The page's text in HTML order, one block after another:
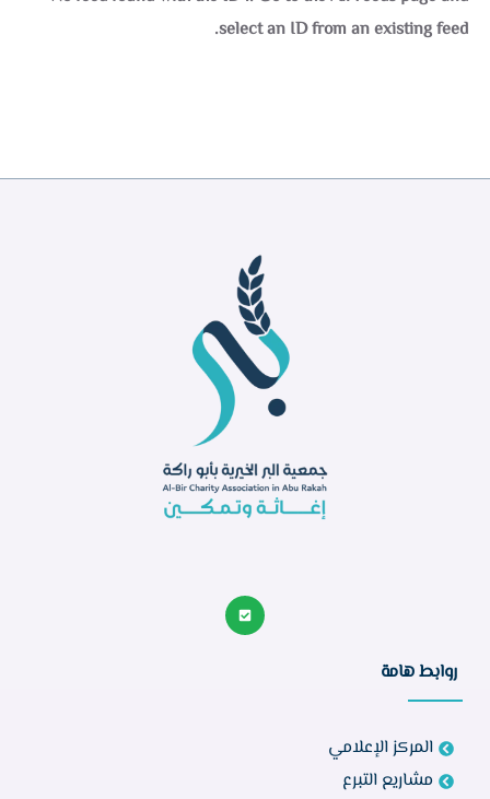
select an ID from an existing feed.
روابط هامة
المركز الإعلامي
مشاريع التبرع